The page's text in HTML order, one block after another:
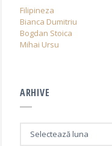
Filipineza
Bianca Dumitriu
Bogdan Stoica
Mihai Ursu
ARHIVE